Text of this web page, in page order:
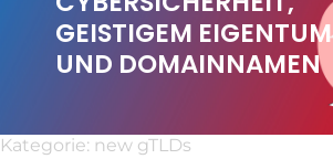
GEISTIGEM EIGENTUM
UND DOMAINNAMEN
Kategorie: new gTLDs